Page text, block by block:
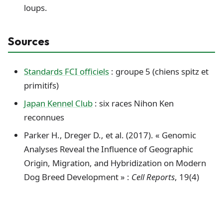
loups.
Sources
Standards FCI officiels : groupe 5 (chiens spitz et
primitifs)
Japan Kennel Club : six races Nihon Ken
reconnues
Parker H., Dreger D., et al. (2017). « Genomic
Analyses Reveal the Influence of Geographic
Origin, Migration, and Hybridization on Modern
Dog Breed Development » : Cell Reports, 19(4)